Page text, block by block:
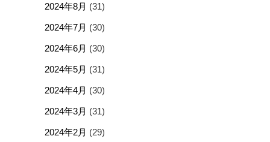
2024年8月 (31)
2024年7月 (30)
2024年6月 (30)
2024年5月 (31)
2024年4月 (30)
2024年3月 (31)
2024年2月 (29)